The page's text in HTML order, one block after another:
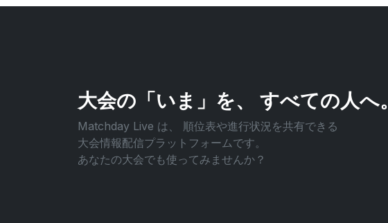
大会の「いま」を、 すべての人へ。
Matchday Live は、 順位表や進行状況を共有できる
大会情報配信プラットフォームです。
あなたの大会でも使ってみませんか？